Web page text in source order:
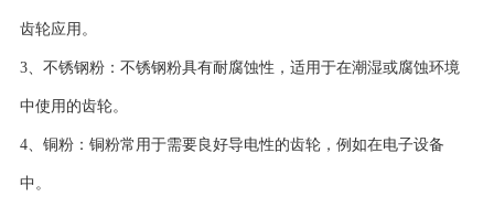
齿轮应用。
3、不锈钢粉：不锈钢粉具有耐腐蚀性，适用于在潮湿或腐蚀环境
中使用的齿轮。
4、铜粉：铜粉常用于需要良好导电性的齿轮，例如在电子设备
中。